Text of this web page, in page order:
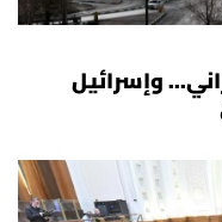
وإسرائيل